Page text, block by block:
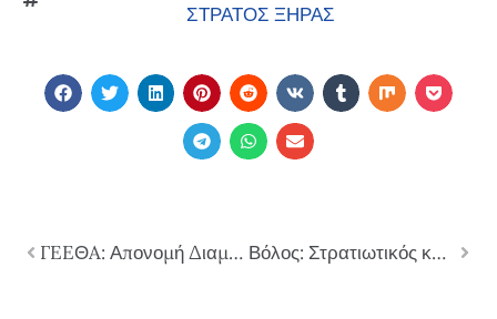
ΣΤΡΑΤΟΣ ΞΗΡΑΣ
ΓEEΘA: Απονομή Διαμνημονεύσεων σε Αξκούς ΑΣΕΙ- ΣΣΑΣ-ΣΑΝ Κ.Σ. ΕΔ (ΕΓΚΥΚΛΙΟΣ–ONOMATA) Βόλος: Στρατιωτικός και η σύζυγός του πέτυχαν μαζί στις πανελλαδικές: «Τα όνειρα και η γνώση δεν έχουν ηλικία»